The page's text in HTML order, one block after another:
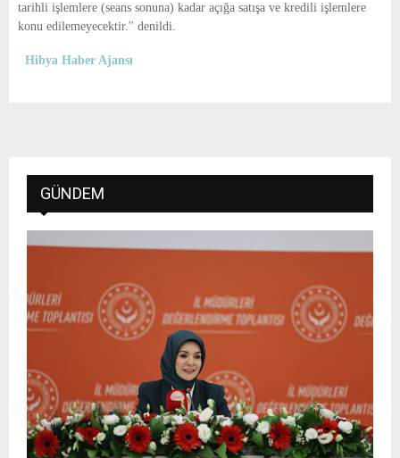
U
tarihli işlemlere (seans sonuna) kadar açığa satışa ve kredili işlemlere
konu edilemeyecektir.'' denildi.
Hibya Haber Ajansı
GÜNDEM